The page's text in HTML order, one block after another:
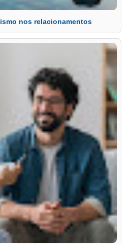
nos relacionamentos